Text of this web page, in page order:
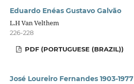
Eduardo Enéas Gustavo Galvão
L.H Van Velthem
226-228
PDF (PORTUGUESE (BRAZIL))
José Loureiro Fernandes 1903-1977